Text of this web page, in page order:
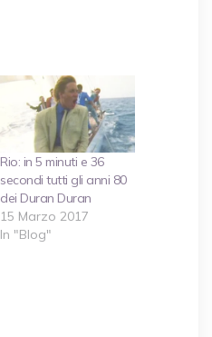
Rio: in 5 minuti e 36
secondi tutti gli anni 80
dei Duran Duran
15 Marzo 2017
In "Blog"